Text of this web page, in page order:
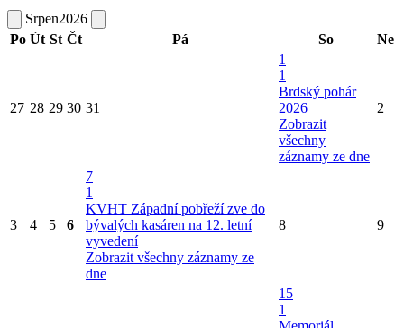
Srpen2026
Po Út St Čt Pá So Ne
27 28 29 30 31
1
1
Brdský pohár
2026
Zobrazit
všechny
záznamy ze dne
2
3 4 5 6
7
1
KVHT Západní pobřeží zve do
bývalých kasáren na 12. letní
vyvedení
Zobrazit všechny záznamy ze
dne
8 9
15
1